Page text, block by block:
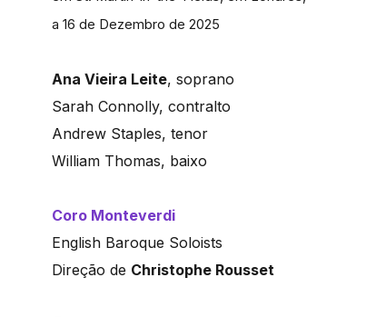
a 16 de Dezembro de 2025
Ana Vieira Leite, soprano
Sarah Connolly, contralto
Andrew Staples, tenor
William Thomas, baixo
Coro Monteverdi
English Baroque Soloists
Direção de Christophe Rousset